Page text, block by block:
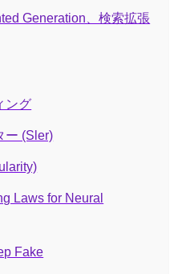
Generation、検索拡張
ング
ー (Sler)
Laws for Neural
Fake